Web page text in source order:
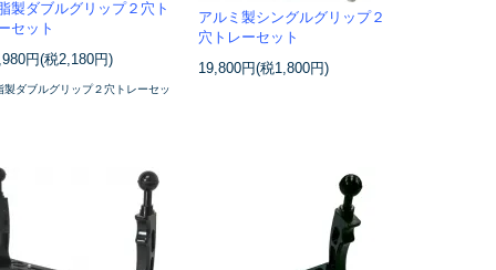
製ダブルグリップ２穴ト
セット
円(税2,180円)
製ダブルグリップ２穴トレーセッ
アルミ製シングルグリップ２
穴トレーセット
19,800円(税1,800円)